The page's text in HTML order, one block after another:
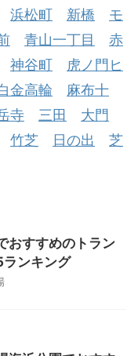
浜松町 新橋
モ
青山一丁目
赤
神谷町
虎ノ門ヒ
金高輪
麻布十
寺 三田
大門
竹芝 日の出
芝
おすすめのトラン
ンキング